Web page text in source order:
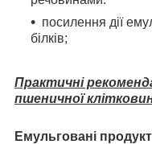
посилення дії
білків;
Практичні
пшеничної
Емульговані